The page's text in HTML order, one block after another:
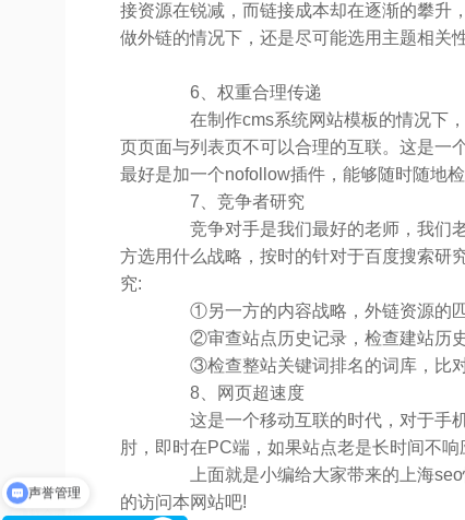
接资源在锐减，而链接成本却在逐渐的攀升
做外链的情况下，还是尽可能选用主题相关性
6、权重合理传递
在制作cms系统网站模板的情况下，
页页面与列表页不可以合理的互联。这是一
最好是加一个nofollow插件，能够随时随地
7、竞争者研究
竞争对手是我们最好的老师，我们老
方选用什么战略，按时的针对于百度搜索研
究:
①另一方的内容战略，外链资源的匹
②审查站点历史记录，检查建站历史
③检查整站关键词排名的词库，比对
8、网页超速度
这是一个移动互联的时代，对于手机
肘，即时在PC端，如果站点老是长时间不
上面就是小编给大家带来的上海seo
的访问本网站吧!
整合营销